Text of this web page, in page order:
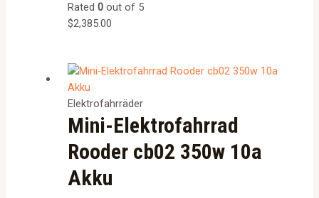
Rated0 out of 5
$2,385.00
Elektrofahrräder
Mini-Elektrofahrrad
Rooder cb02 350w 10a
Akku